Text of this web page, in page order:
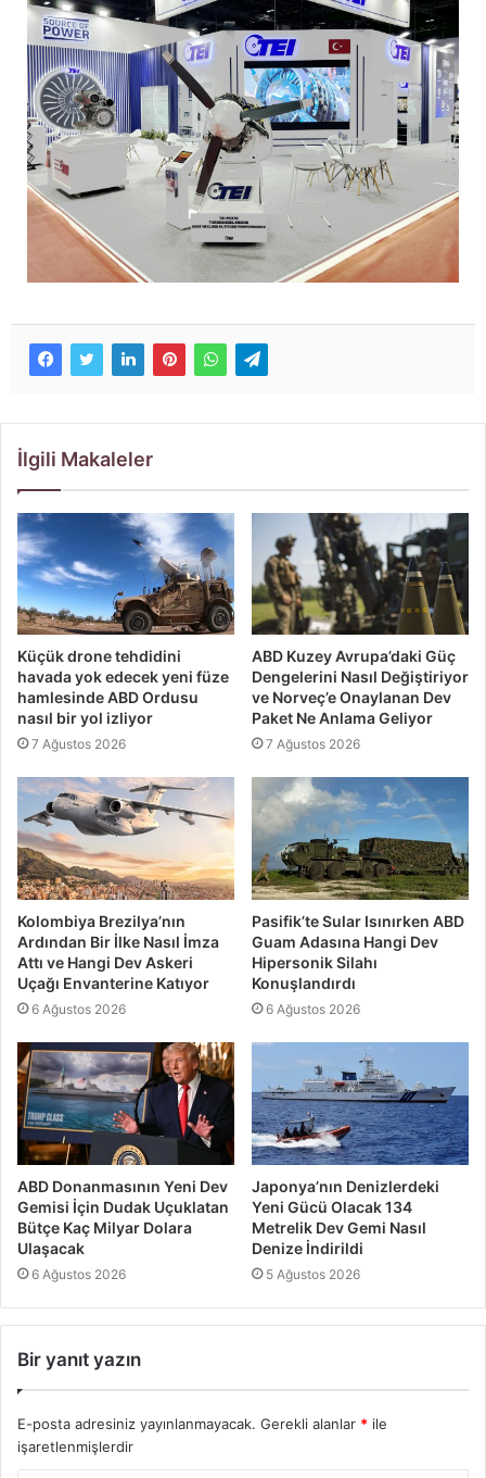
İlgili Makaleler
Küçük drone tehdidini
havada yok edecek yeni füze
hamlesinde ABD Ordusu
nasıl bir yol izliyor
7 Ağustos 2026
ABD Kuzey Avrupa’daki Güç
Dengelerini Nasıl Değiştiriyor
ve Norveç’e Onaylanan Dev
Paket Ne Anlama Geliyor
7 Ağustos 2026
Kolombiya Brezilya’nın
Ardından Bir İlke Nasıl İmza
Attı ve Hangi Dev Askeri
Uçağı Envanterine Katıyor
6 Ağustos 2026
Pasifik’te Sular Isınırken ABD
Guam Adasına Hangi Dev
Hipersonik Silahı
Konuşlandırdı
6 Ağustos 2026
ABD Donanmasının Yeni Dev
Gemisi İçin Dudak Uçuklatan
Bütçe Kaç Milyar Dolara
Ulaşacak
6 Ağustos 2026
Japonya’nın Denizlerdeki
Yeni Gücü Olacak 134
Metrelik Dev Gemi Nasıl
Denize İndirildi
5 Ağustos 2026
Bir yanıt yazın
E-posta adresiniz yayınlanmayacak. Gerekli alanlar * ile
işaretlenmişlerdir